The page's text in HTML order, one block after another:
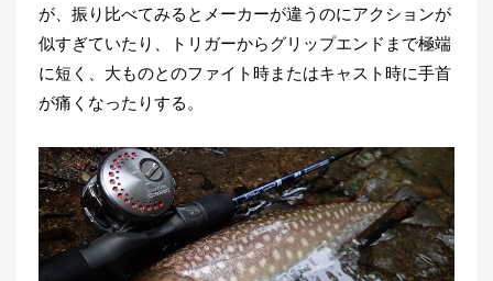
が、振り比べてみるとメーカーが違うのにアクションが
似すぎていたり、トリガーからグリップエンドまで極端
に短く、大ものとのファイト時またはキャスト時に手首
が痛くなったりする。